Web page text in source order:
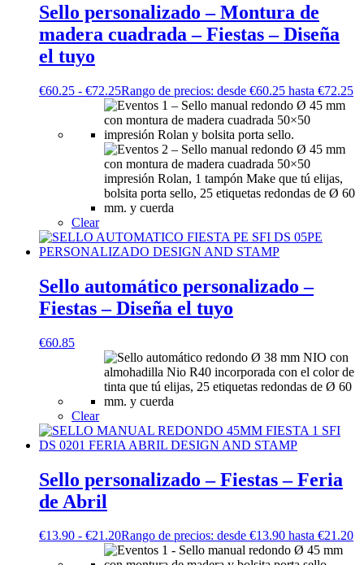
Sello personalizado – Montura de
madera cuadrada – Fiestas – Diseña
el tuyo
€60.25 - €72.25Rango de precios: desde €60.25 hasta €72.25
Clear
Sello automático personalizado –
Fiestas – Diseña el tuyo
€60.85
Clear
Sello personalizado – Fiestas – Feria
de Abril
€13.90 - €21.20Rango de precios: desde €13.90 hasta €21.20